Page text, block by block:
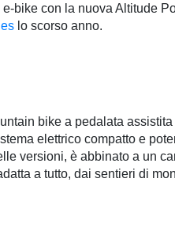
bike con la nuova Altitude
lo scorso anno.
bike a pedalata assistita
elettrico compatto e
versioni, è abbinato a un
a tutto, dai sentieri di